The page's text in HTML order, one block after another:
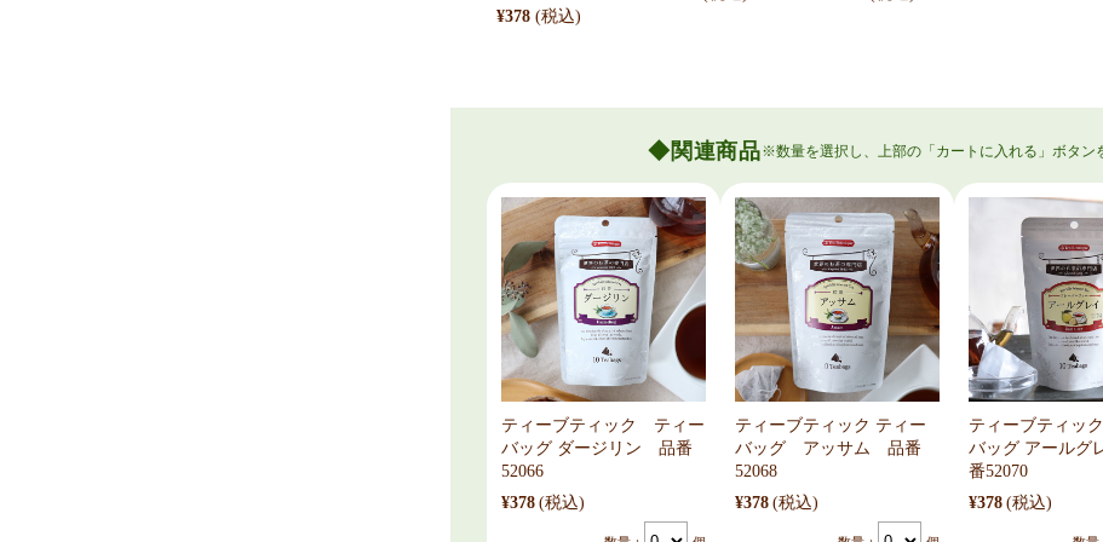
¥378
関連商品
ティーブティック ティー
バッグ ダージリン 品番
52066
¥378 (税込)
ティーブティック ティー
バッグ アッサム 品番
52068
¥378 (税込)
ティーブティッ
バッグ アール
番52070
¥378 (税込)